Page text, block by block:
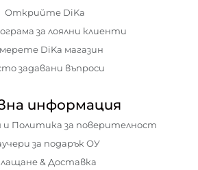
Открийте DiKa
за лоялни клиенти
DiKa магазин
задавани въпроси
информация
и Политика за поверителност
за подарък ОУ
& Доставка